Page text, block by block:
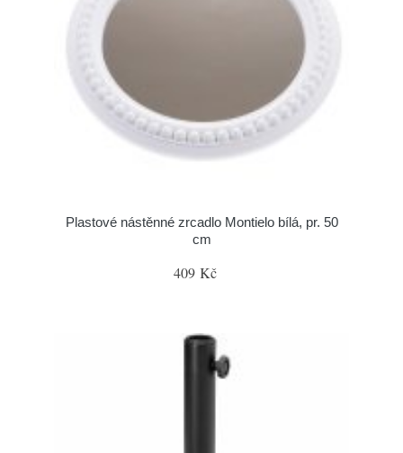
Plastové nástěnné zrcadlo Montielo bílá, pr. 50
cm
409 Kč